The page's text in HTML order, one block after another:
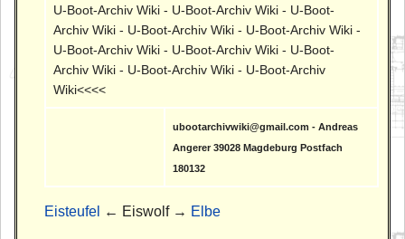
U-Boot-Archiv Wiki - U-Boot-Archiv Wiki - U-Boot-
Archiv Wiki - U-Boot-Archiv Wiki - U-Boot-Archiv Wiki -
U-Boot-Archiv Wiki - U-Boot-Archiv Wiki - U-Boot-
Archiv Wiki - U-Boot-Archiv Wiki - U-Boot-Archiv
Wiki<<<<
ubootarchivwiki@gmail.com - Andreas
Angerer 39028 Magdeburg Postfach
180132
Eisteufel ← Eiswolf → Elbe